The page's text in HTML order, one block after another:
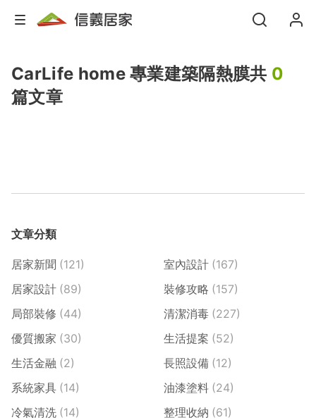
CarLife home 專業建築隔熱膜共 0
篇文章
文章分類
居家新聞 (121) 室內設計 (167)
居家設計 (89) 裝修攻略 (157)
局部裝修 (44) 清潔消毒 (227)
優質搬家 (30) 生活提案 (52)
生活金融 (2) 長照設備 (12)
系統家具 (14) 油漆塗料 (24)
冷氣清洗 (14) 整理收納 (61)